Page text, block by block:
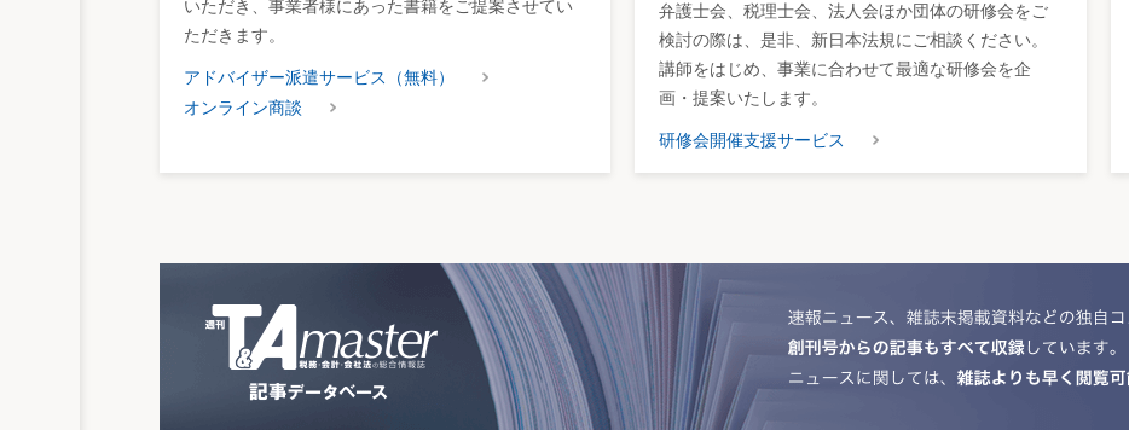
いただき、事業者様にあった書籍をご提案させてい
ただきます。
アドバイザー派遣サービス（無料）
オンライン商談
弁護士会、税理士会、法人会ほか団体の研修会をご
検討の際は、是非、新日本法規にご相談ください。
講師をはじめ、事業に合わせて最適な研修会を企
画・提案いたします。
研修会開催支援サービス